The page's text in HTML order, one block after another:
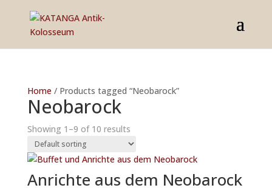
Home / Products tagged “Neobarock”
Neobarock
Showing 1–9 of 10 results
Anrichte aus dem Neobarock